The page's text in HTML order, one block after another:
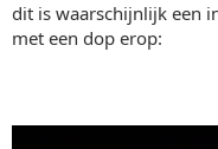
dit is waarschijnlijk een
met een dop erop: